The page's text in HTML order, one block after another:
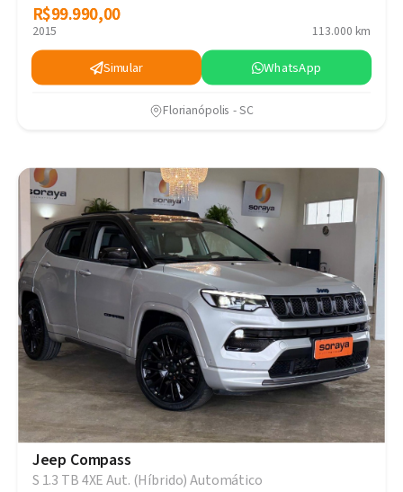
R$99.990,00
R$99.990,00
2015 113.000 km
Simular WhatsApp
Florianópolis - SC
Jeep Compass
S 1.3 TB 4XE Aut. (Híbrido) Automático